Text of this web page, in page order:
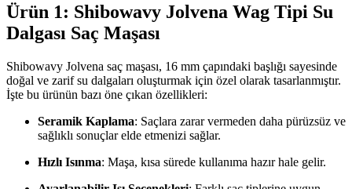
Ürün 1: Shibowavy Jolvena Wag Tipi Su
Dalgası Saç Maşası
Shibowavy Jolvena saç maşası, 16 mm çapındaki başlığı sayesinde
doğal ve zarif su dalgaları oluşturmak için özel olarak tasarlanmıştır.
İşte bu ürünün bazı öne çıkan özellikleri:
Seramik Kaplama: Saçlara zarar vermeden daha pürüzsüz ve
sağlıklı sonuçlar elde etmenizi sağlar.
Hızlı Isınma: Maşa, kısa sürede kullanıma hazır hale gelir.